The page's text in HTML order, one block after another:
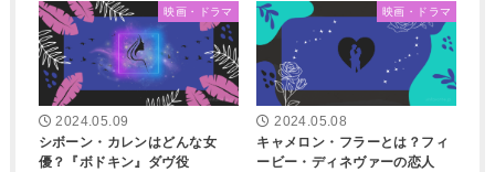
映画・ドラマ
2024.05.09
シボーン・カレンはどんな女
優？『ボドキン』ダヴ役
映画・ドラマ
2024.05.08
キャメロン・フラーとは？フィ
ービー・ディネヴァーの恋人